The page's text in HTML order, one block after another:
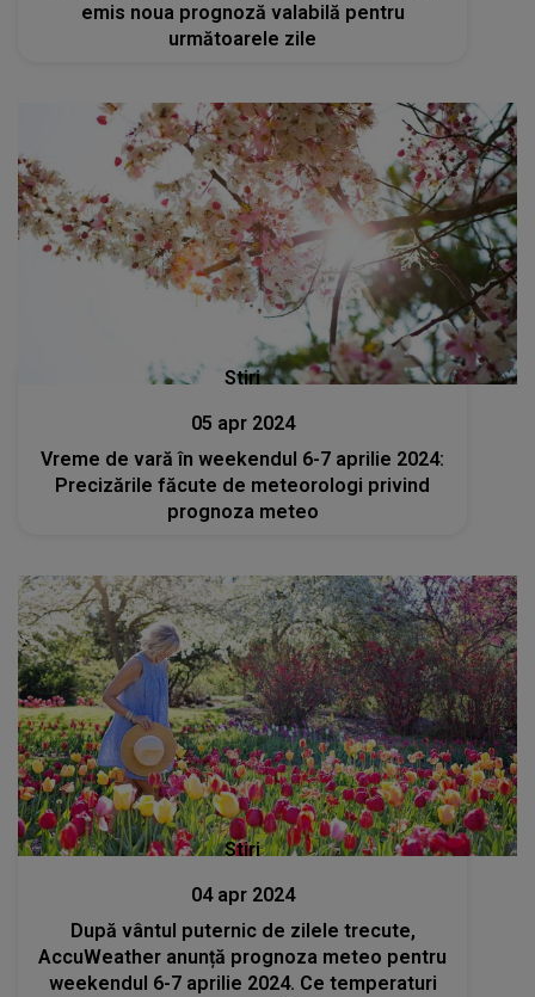
emis noua prognoză valabilă pentru
următoarele zile
Stiri
05 apr 2024
Vreme de vară în weekendul 6-7 aprilie 2024:
Precizările făcute de meteorologi privind
prognoza meteo
Stiri
04 apr 2024
După vântul puternic de zilele trecute,
AccuWeather anunță prognoza meteo pentru
weekendul 6-7 aprilie 2024. Ce temperaturi